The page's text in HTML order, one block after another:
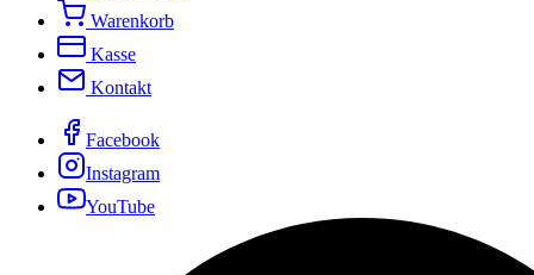
Warenkorb
Kasse
Kontakt
Facebook
Instagram
YouTube